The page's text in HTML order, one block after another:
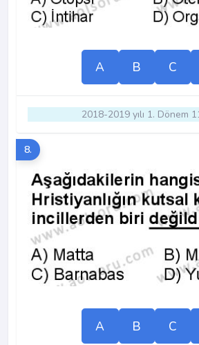
A B C
2018-2019 yılı 1. Dönem
8.
A B C